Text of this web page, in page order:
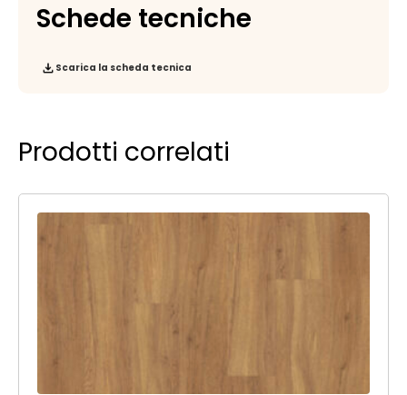
Schede tecniche
Scarica la scheda tecnica
Prodotti correlati